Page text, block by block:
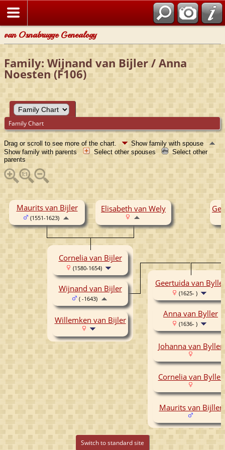
van Osnabrugge Genealogy
Family: Wijnand van Bijler / Anna
Noesten (F106)
Family Chart
Drag or scroll to see more of the chart.
Show family with spouse
Show family with parents
Select other spouses
Select other
parents
Maurits van Bijler
(1551-1623)
Elisabeth van Wely
Cornelia van Bijler
(1580-1654)
Willemken van Bijler
Wijnand van Bijler
( -1643)
Geertuida van
(1625- )
Anna van Byller
(1636- )
Johanna van Byller
Cornelia van Byller
Maurits van Bijller
Switch to standard site